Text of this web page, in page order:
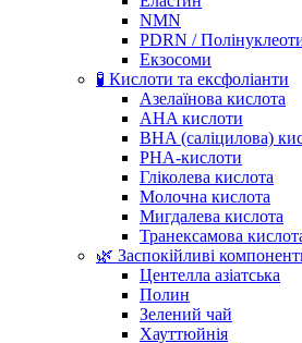
NMN
PDRN /
Екзосоми
🧪 Кислоти та ексфоліанти
Азелаїнова кислота
AHA кислоти
BHA (саліцилова)
PHA-кислоти
Гліколева кислота
Молочна кислота
Мигдалева кислота
Транексамова
🌿 Заспокійливі
Центелла азіатська
Полин
Зелений чай
Хауттюйнія